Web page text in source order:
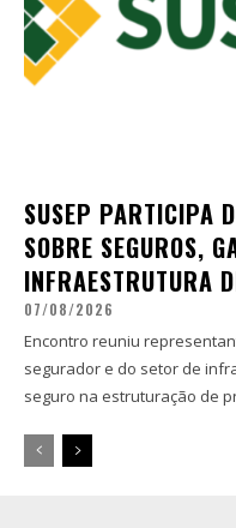
SUSEP PARTICIPA
SOBRE SEGUROS,
INFRAESTRUTURA
07/08/2026
Encontro reuniu
segurador e do setor de